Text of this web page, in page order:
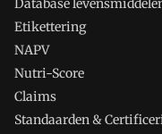
Database
Etikettering
NAPV
Nutri-Score
Claims
Standaarden &